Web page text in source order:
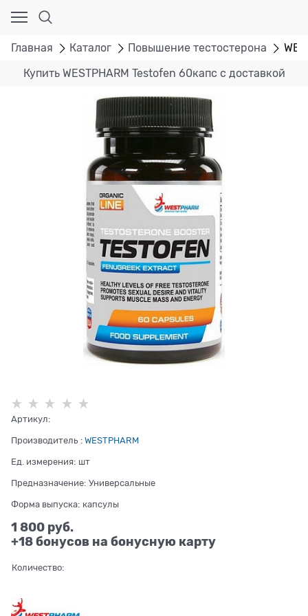
Главная Каталог Повышение тестостерона
Купить WESTPHARM Testofen 60капс с доставкой
Артикул:
Производитель : WESTPHARM
Ед. измерения: шт
Предназначение: Универсальные
Форма выпуска: капсулы
1 800 руб.
+18 бонусов на бонусную карту
Количество: